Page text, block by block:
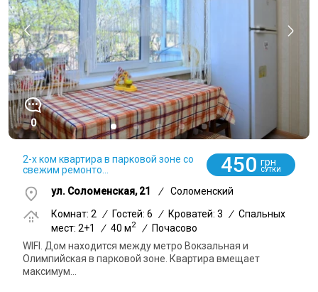
0
2-х ком квартира в парковой зоне со
свежим ремонто...
450 грн
СУТКИ
ул. Соломенская, 21 /
Соломенский
Комнат: 2 / Гостей: 6 / Кроватей: 3 / Спальных
мест: 2+1
/ 40 м2 /
Почасово
WIFI. Дом находится между метро Вокзальная и
Олимпийская в парковой зоне. Квартира вмещает
максимум...